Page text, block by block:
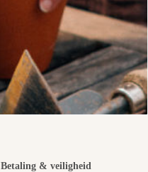
Betaling & veiligheid